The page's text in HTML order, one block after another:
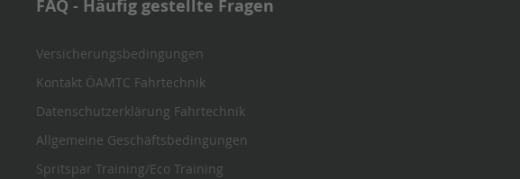
FAQ - Häufig gestellte Fragen
Versicherungsbedingungen
Kontakt ÖAMTC Fahrtechnik
Datenschutzerklärung Fahrtechnik
Allgemeine Geschäftsbedingungen
Spritspar Training/Eco Training